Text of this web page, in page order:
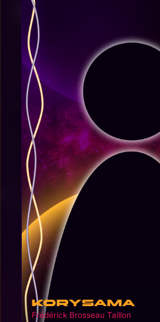
Korysama
Frédérick Brosseau Taillon